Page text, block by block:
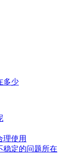
多少
理使用
稳定的问题所在